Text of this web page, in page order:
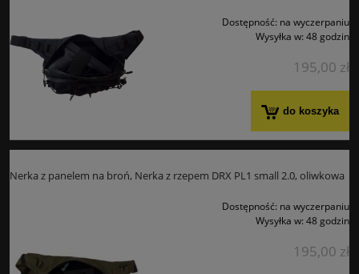
Dostępność: na wyczerpaniu
Wysyłka w: 48 godzin
195,00 zł
do koszyka
Nerka z panelem na broń, Nerka z rzepem DRX PL1 small 2.0, oliwkowa
Dostępność: na wyczerpaniu
Wysyłka w: 48 godzin
195,00 zł